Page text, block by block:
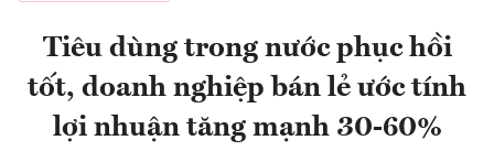
Tiêu dùng trong nước phục hồi
tốt, doanh nghiệp bán lẻ ước tính
lợi nhuận tăng mạnh 30-60%